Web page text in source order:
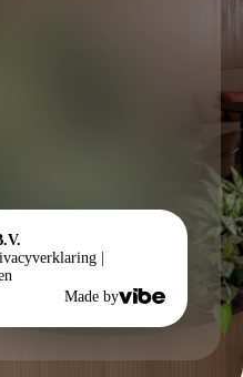
Made by